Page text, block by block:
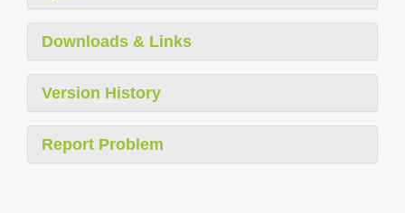
Downloads & Links
Version History
Report Problem